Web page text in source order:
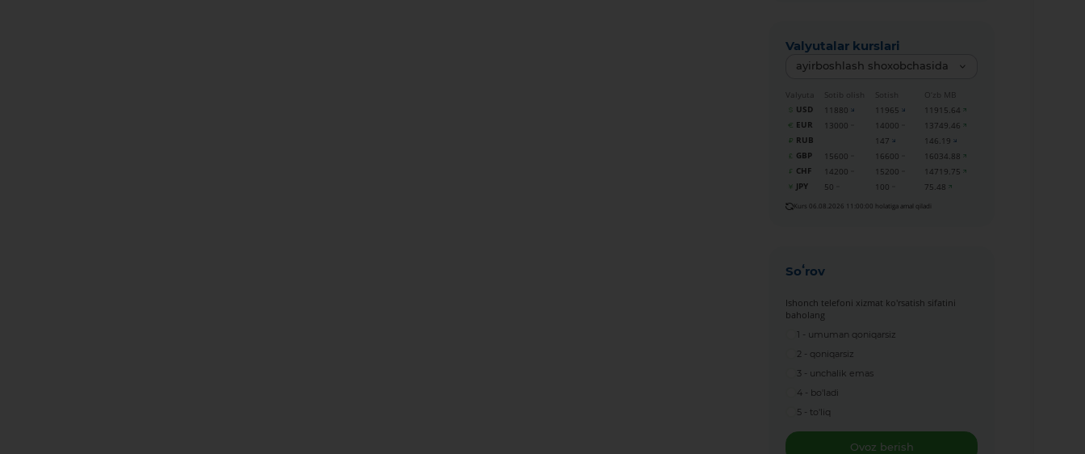
Valyutalar kurslari
ayirboshlash shoxobchasida
Valyuta Sotib olish Sotish
O‘zb MB
USD
11880 11965
11915.64
EUR
13000 14000
13749.46
RUB
147
146.19
GBP
15600 16600
16034.88
CHF
14200 15200
14719.75
JPY
50 100 75.48
Kurs 06.08.2026 11:00:00 holatiga amal qiladi
Soʻrov
Ishonch telefoni xizmat ko'rsatish sifatini
baholang
1 - umuman qoniqarsiz
2 - qoniqarsiz
3 - unchalik emas
4 - bo'ladi
5 - to'liq
Ovoz berish